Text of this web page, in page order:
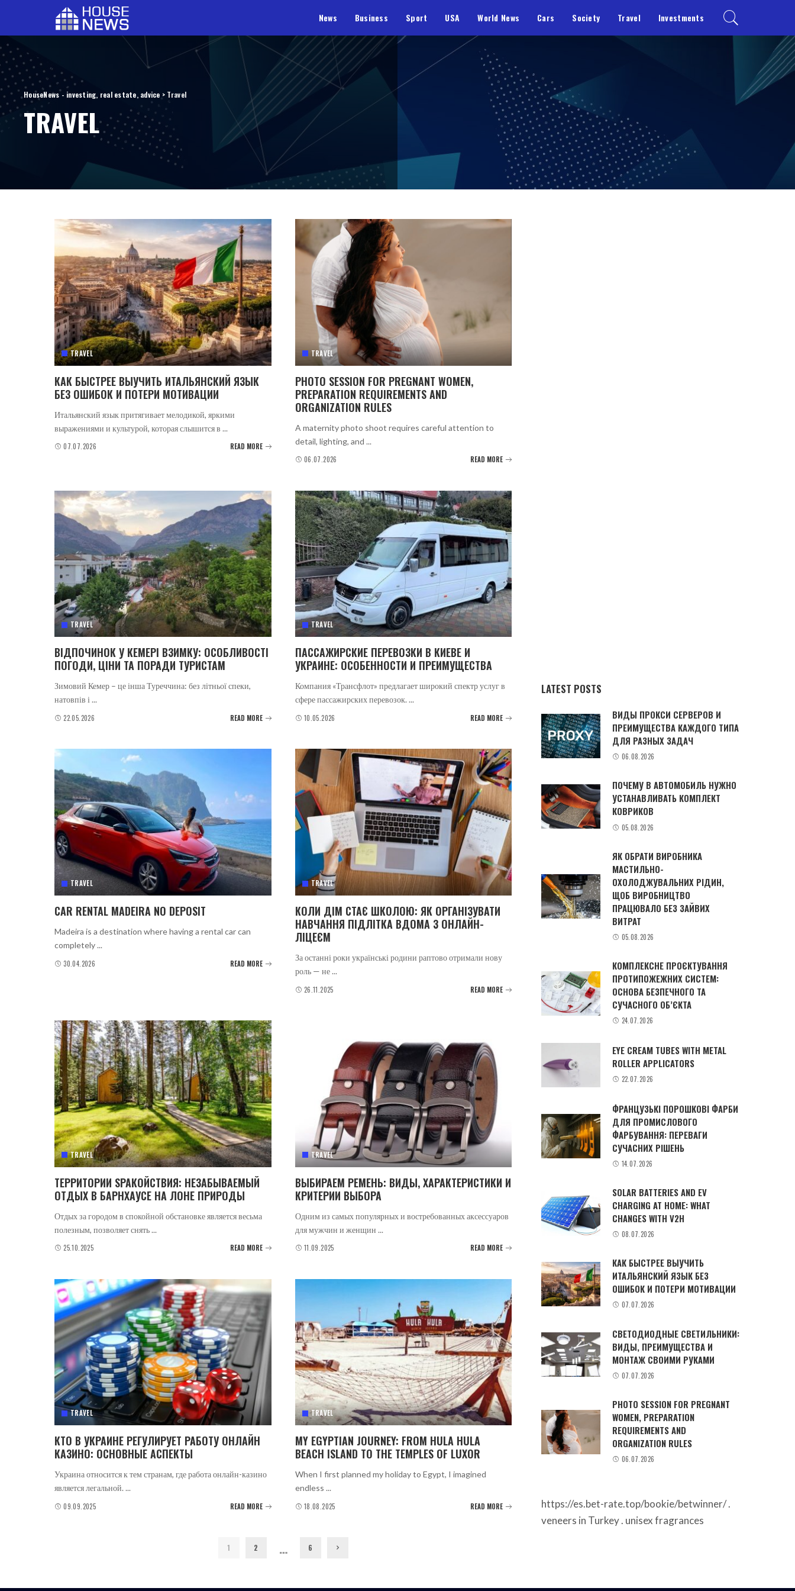
News Business Sport USA World News Cars Society Travel Investments
HouseNews - investing, real estate, advice > Travel
TRAVEL
TRAVEL
КАК БЫСТРЕЕ ВЫУЧИТЬ ИТАЛЬЯНСКИЙ ЯЗЫК
БЕЗ ОШИБОК И ПОТЕРИ МОТИВАЦИИ
Итальянский язык притягивает мелодикой, яркими
выражениями и культурой, которая слышится в ...
07.07.2026 READ MORE
TRAVEL
PHOTO SESSION FOR PREGNANT WOMEN,
PREPARATION REQUIREMENTS AND
ORGANIZATION RULES
A maternity photo shoot requires careful attention to
detail, lighting, and ...
06.07.2026 READ MORE
TRAVEL
ВІДПОЧИНОК У КЕМЕРІ ВЗИМКУ: ОСОБЛИВОСТІ
ПОГОДИ, ЦІНИ ТА ПОРАДИ ТУРИСТАМ
Зимовий Кемер – це інша Туреччина: без літньої спеки,
натовпів і ...
22.05.2026 READ MORE
TRAVEL
ПАССАЖИРСКИЕ ПЕРЕВОЗКИ В КИЕВЕ И
УКРАИНЕ: ОСОБЕННОСТИ И ПРЕИМУЩЕСТВА
Компания «Трансфлот» предлагает широкий спектр услуг в
сфере пассажирских перевозок. ...
10.05.2026 READ MORE
TRAVEL
CAR RENTAL MADEIRA NO DEPOSIT
Madeira is a destination where having a rental car can
completely...
30.04.2026 READ MORE
TRAVEL
КОЛИ ДІМ СТАЄ ШКОЛОЮ: ЯК ОРГАНІЗУВАТИ
НАВЧАННЯ ПІДЛІТКА ВДОМА З ОНЛАЙН-
ЛІЦЕЄМ
За останні роки українські родини раптово отримали нову
роль — не...
26.11.2025 READ MORE
TRAVEL
ТЕРРИТОРИИ SPAКОЙСТВИЯ: НЕЗАБЫВАЕМЫЙ
ОТДЫХ В БАРНХАУСЕ НА ЛОНЕ ПРИРОДЫ
Отдых за городом в спокойной обстановке является весьма
полезным, позволяет снять...
25.10.2025 READ MORE
TRAVEL
ВЫБИРАЕМ РЕМЕНЬ: ВИДЫ, ХАРАКТЕРИСТИКИ И
КРИТЕРИИ ВЫБОРА
Одним из самых популярных и востребованных аксессуаров
для мужчин и женщин ...
11.09.2025 READ MORE
TRAVEL
КТО В УКРАИНЕ РЕГУЛИРУЕТ РАБОТУ ОНЛАЙН
КАЗИНО: ОСНОВНЫЕ АСПЕКТЫ
Украина относится к тем странам, где работа онлайн-казино
является легальной....
09.09.2025 READ MORE
TRAVEL
MY EGYPTIAN JOURNEY: FROM HULA HULA
BEACH ISLAND TO THE TEMPLES OF LUXOR
When I first planned my holiday to Egypt, I imagined
endless ...
18.08.2025 READ MORE
1 2 … 6
LATEST POSTS
ВИДЫ ПРОКСИ СЕРВЕРОВ И
ПРЕИМУЩЕСТВА КАЖДОГО ТИПА
ДЛЯ РАЗНЫХ ЗАДАЧ
06.08.2026
ПОЧЕМУ В АВТОМОБИЛЬ НУЖНО
УСТАНАВЛИВАТЬ КОМПЛЕКТ
КОВРИКОВ
05.08.2026
ЯК ОБРАТИ ВИРОБНИКА
МАСТИЛЬНО-
ОХОЛОДЖУВАЛЬНИХ РІДИН,
ЩОБ ВИРОБНИЦТВО
ПРАЦЮВАЛО БЕЗ ЗАЙВИХ
ВИТРАТ
05.08.2026
КОМПЛЕКСНЕ ПРОЄКТУВАННЯ
ПРОТИПОЖЕЖНИХ СИСТЕМ:
ОСНОВА БЕЗПЕЧНОГО ТА
СУЧАСНОГО ОБ’ЄКТА
24.07.2026
EYE CREAM TUBES WITH METAL
ROLLER APPLICATORS
22.07.2026
ФРАНЦУЗЬКІ ПОРОШКОВІ ФАРБИ
ДЛЯ ПРОМИСЛОВОГО
ФАРБУВАННЯ: ПЕРЕВАГИ
СУЧАСНИХ РІШЕНЬ
14.07.2026
SOLAR BATTERIES AND EV
CHARGING AT HOME: WHAT
CHANGES WITH V2H
08.07.2026
КАК БЫСТРЕЕ ВЫУЧИТЬ
ИТАЛЬЯНСКИЙ ЯЗЫК БЕЗ
ОШИБОК И ПОТЕРИ МОТИВАЦИИ
07.07.2026
СВЕТОДИОДНЫЕ СВЕТИЛЬНИКИ:
ВИДЫ, ПРЕИМУЩЕСТВА И
МОНТАЖ СВОИМИ РУКАМИ
07.07.2026
PHOTO SESSION FOR PREGNANT
WOMEN, PREPARATION
REQUIREMENTS AND
ORGANIZATION RULES
06.07.2026
https://es.bet-rate.top/bookie/betwinner/.
veneers in Turkey. unisex fragrances